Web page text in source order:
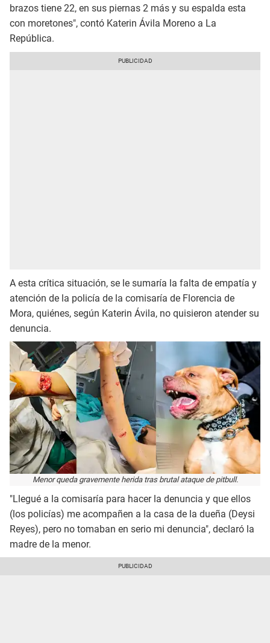
brazos tiene 22, en sus piernas 2 más y su espalda esta
con moretones", contó Katerin Ávila Moreno a La
República.
A esta crítica situación, se le sumaría la falta de empatía y
atención de la policía de la comisaría de Florencia de
Mora, quiénes, según Katerin Ávila, no quisieron atender su
denuncia.
Menor queda gravemente herida tras brutal ataque de pitbull.
"Llegué a la comisaría para hacer la denuncia y que ellos
(los policías) me acompañen a la casa de la dueña (Deysi
Reyes), pero no tomaban en serio mi denuncia", declaró la
madre de la menor.